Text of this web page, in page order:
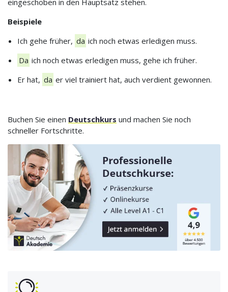
Beispiele
Ich gehe früher, da ich noch etwas erledigen muss.
Da ich noch etwas erledigen muss, gehe ich früher.
Er hat, da er viel trainiert hat, auch verdient gewonnen.
Buchen Sie einen Deutschkurs und machen Sie noch
schneller Fortschritte.